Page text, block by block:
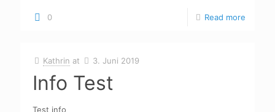
0 Read more
Kathrin at 3. Juni 2019
Info Test
Test info